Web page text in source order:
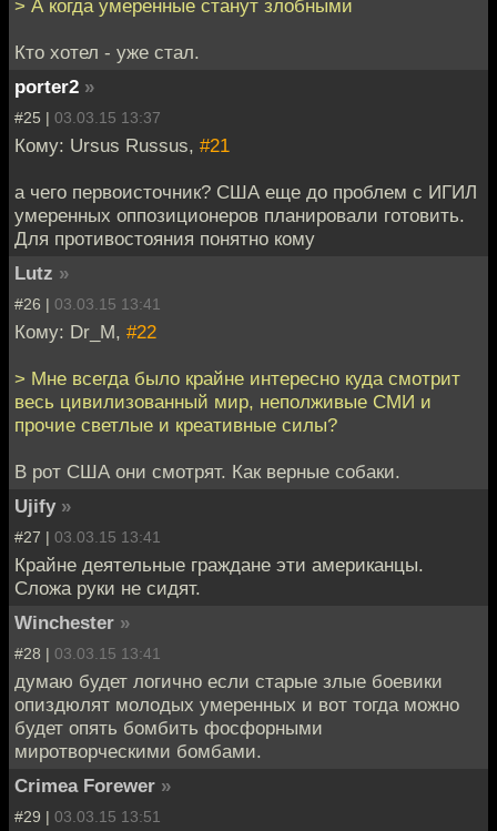
> А когда умеренные станут злобными
Кто хотел - уже стал.
porter2 »
#25 | 03.03.15 13:37
Кому: Ursus Russus, #21
а чего первоисточник? США еще до проблем с ИГИЛ
умеренных оппозиционеров планировали готовить.
Для противостояния понятно кому
Lutz »
#26 | 03.03.15 13:41
Кому: Dr_M, #22
> Мне всегда было крайне интересно куда смотрит
весь цивилизованный мир, неполживые СМИ и
прочие светлые и креативные силы?
В рот США они смотрят. Как верные собаки.
Ujify »
#27 | 03.03.15 13:41
Крайне деятельные граждане эти американцы.
Сложа руки не сидят.
Winchester »
#28 | 03.03.15 13:41
думаю будет логично если старые злые боевики
опиздюлят молодых умеренных и вот тогда можно
будет опять бомбить фосфорными
миротворческими бомбами.
Crimea Forewer »
#29 | 03.03.15 13:51